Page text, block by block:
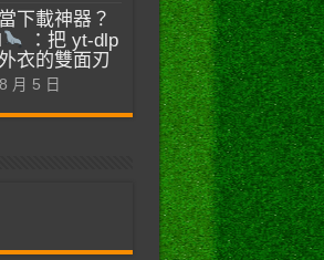
下載神器？
：把 yt-dlp
衣的雙面刃
月 5 日